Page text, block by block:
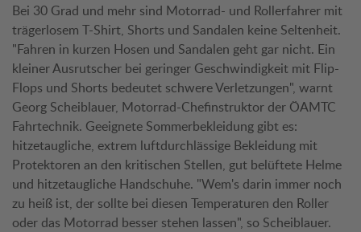
Bei 30 Grad und mehr sind Motorrad- und Rollerfahrer mit
trägerlosem T-Shirt, Shorts und Sandalen keine Seltenheit.
"Fahren in kurzen Hosen und Sandalen geht gar nicht. Ein
kleiner Ausrutscher bei geringer Geschwindigkeit mit Flip-
Flops und Shorts bedeutet schwere Verletzungen", warnt
Georg Scheiblauer, Motorrad-Chefinstruktor der ÖAMTC
Fahrtechnik. Geeignete Sommerbekleidung gibt es:
hitzetaugliche, extrem luftdurchlässige Bekleidung mit
Protektoren an den kritischen Stellen, gut belüftete Helme
und hitzetaugliche Handschuhe. "Wem's darin immer noch
zu heiß ist, der sollte bei diesen Temperaturen den Roller
oder das Motorrad besser stehen lassen", so Scheiblauer.